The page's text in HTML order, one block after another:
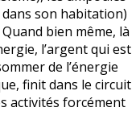
son habitation)
bien même, là
l’argent qui est
de l’énergie
finit dans le circuit
activités forcément